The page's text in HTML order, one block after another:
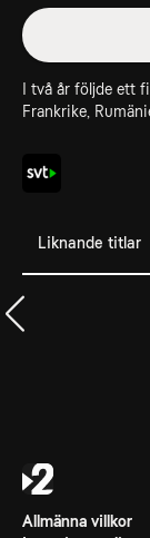
I två år följde ett
Frankrike,
Liknande titlar
Allmänna villkor